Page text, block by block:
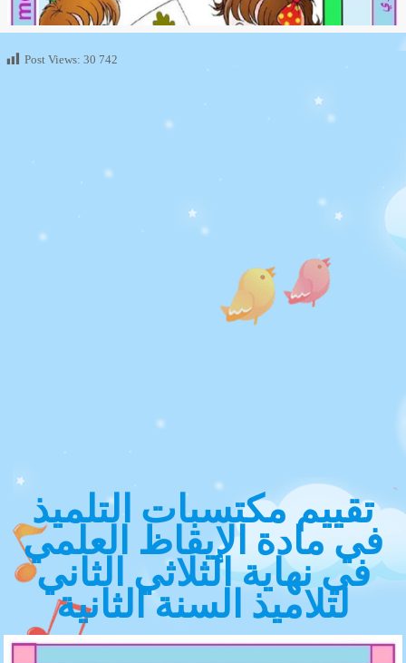
Post Views: 30 742
تقييم مكتسبات التلميذ
في مادة الإيقاظ العلمي
في نهاية الثلاثي الثاني
لتلاميذ السنة الثانية